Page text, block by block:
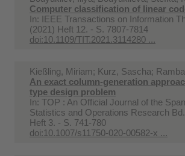
Computer classification of linear
In: IEEE Transactions on Information
(2021) Heft 12. - S. 7807-7814
doi:10.1109/TIT.2021.3114280 ...
Kießling, Miriam; Kurz, Sascha;
An exact column-generation
type design problem
In: TOP : An Official Journal of the
Statistics and Operations Research
Heft 3. - S. 741-780
doi:10.1007/s11750-020-00582-x ...